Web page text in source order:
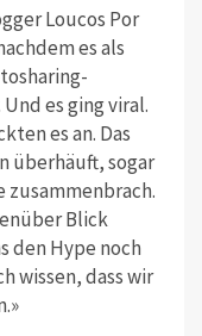
Loucos Por
es als
es ging viral.
es an. Das
überhäuft, sogar
zusammenbrach.
Blick
den Hype noch
wissen, dass wir